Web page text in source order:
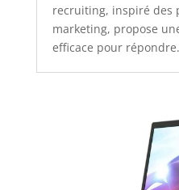
recruiting, inspiré des
marketing, propose
efficace pour